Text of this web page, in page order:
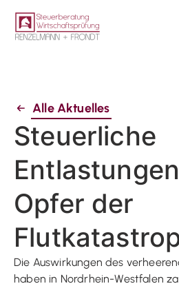
Alle Aktuelles
Steuerliche
Opfer der
Die Auswirkungen des
haben in Nordrhein-Westfalen